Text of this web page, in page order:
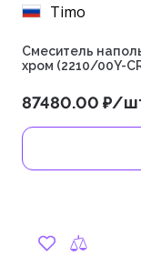
Timo
Смеситель
хром (2210/00Y-
87480.00 ₽/